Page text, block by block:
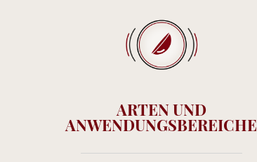
ARTEN UND
ANWENDUNGSBEREICHE